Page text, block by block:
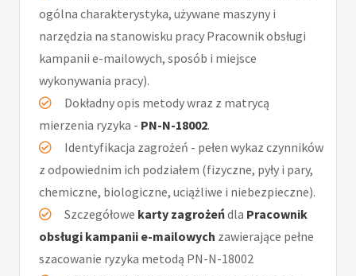
ogólna charakterystyka, używane maszyny i
narzędzia na stanowisku pracy Pracownik obsługi
kampanii e-mailowych, sposób i miejsce
wykonywania pracy).
Dokładny opis metody wraz z matrycą
mierzenia ryzyka - PN-N-18002.
Identyfikacja zagrożeń - pełen wykaz czynników
z odpowiednim ich podziałem (fizyczne, pyły i pary,
chemiczne, biologiczne, uciążliwe i niebezpieczne).
Szczegółowe karty zagrożeńdla Pracownik
obsługi kampanii e-mailowych zawierające pełne
szacowanie ryzyka metodą PN-N-18002